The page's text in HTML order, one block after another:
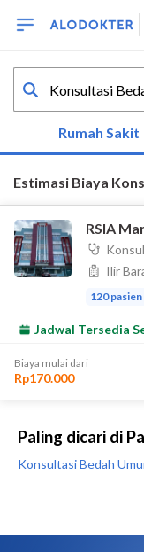
Paling dicari di
Konsultasi Bedah